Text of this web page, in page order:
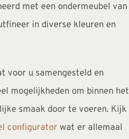
met een ondermeubel van
in diverse kleuren en
voor u samengesteld en
mogelijkheden om binnen het
smaak door te voeren. Kijk
configuratorwat er allemaal